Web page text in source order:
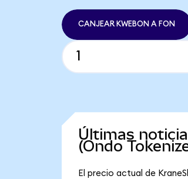
CANJEAR KWEBON A FON
Últimas
(Ondo
El precio actual de